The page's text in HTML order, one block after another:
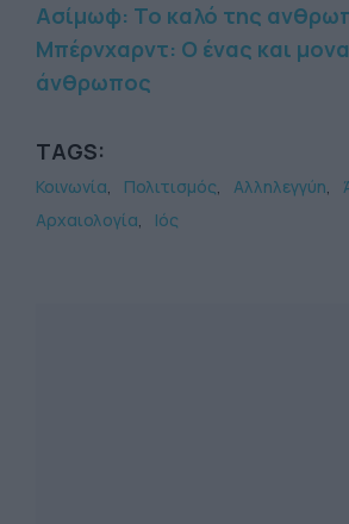
Ασίμωφ: Το καλό της
Μπέρνχαρντ: Ο ένας και
άνθρωπος
TAGS:
Κοινωνία Πολιτισμός Αλληλεγγύη
Αρχαιολογία
Ιός